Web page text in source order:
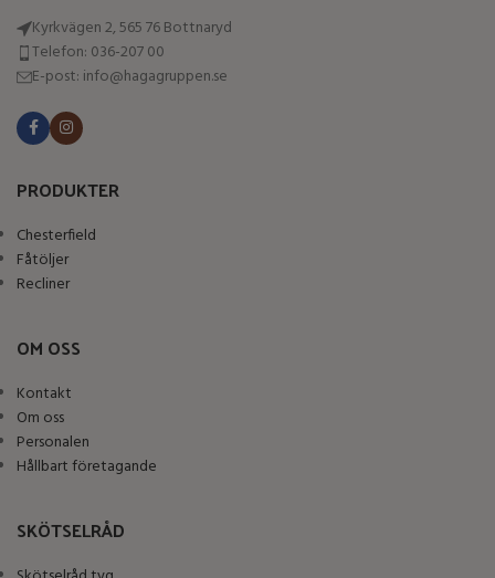
Kyrkvägen 2, 565 76 Bottnaryd
Telefon: 036-207 00
E-post: info@hagagruppen.se
PRODUKTER
Chesterfield
Fåtöljer
Recliner
OM OSS
Kontakt
Om oss
Personalen
Hållbart företagande
SKÖTSELRÅD